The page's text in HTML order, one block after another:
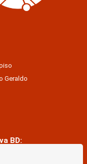
Geraldo
BD: